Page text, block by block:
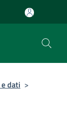
dati >